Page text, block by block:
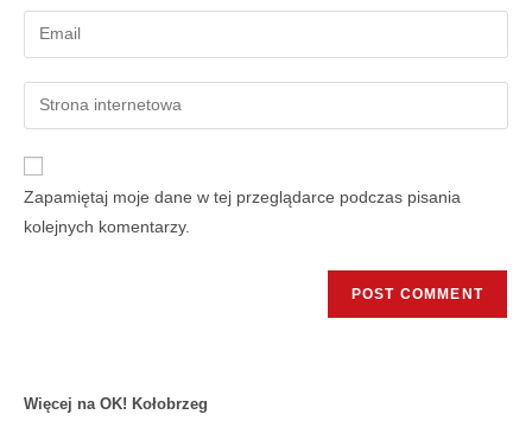
Zapamiętaj moje dane w tej przeglądarce podczas pisania
kolejnych komentarzy.
Więcej na OK! Kołobrzeg